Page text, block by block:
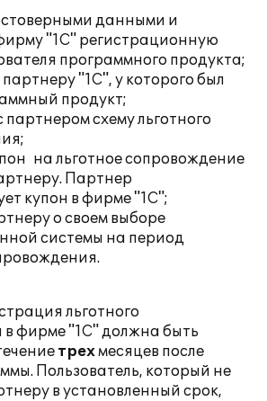
данными и
"1С" регистрационную
программного продукта;
"1С", у которого был
продукт;
партнером схему льготного
на льготное сопровождение
Партнер
купон в фирме "1С";
о своем выборе
системы на период
льготного
фирме "1С" должна быть
трехмесяцев после
Пользователь, который не
в установленный срок,